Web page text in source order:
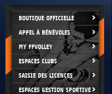
BOUTIQUE OFFICIELLE
APPEL À BÉNÉVOLES
MY FFVOLLEY
ESPACES CLUBS
SAISIE DES LICENCES
ESPACES GESTION SPORTIVE